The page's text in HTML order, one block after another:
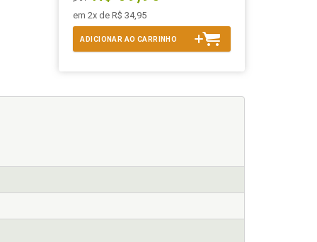
em 2x de R$ 34,95
ADICIONAR AO CARRINHO